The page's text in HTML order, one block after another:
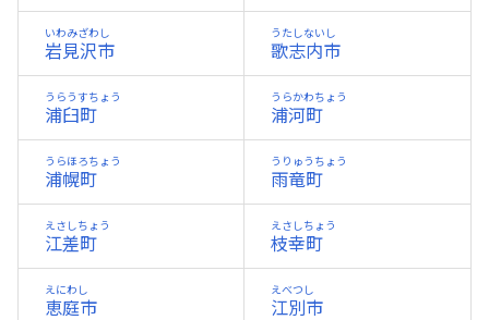
岩見沢市
いわみざわし
歌志内市
うたしないし
浦臼町
うらうすちょう
浦河町
うらかわちょう
浦幌町
うらほろちょう
雨竜町
うりゅうちょう
江差町
えさしちょう
枝幸町
えさしちょう
恵庭市
えにわし
江別市
えべつし